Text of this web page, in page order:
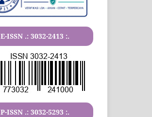
E-ISSN .: 3032-2413 :.
P-ISSN .: 3032-5293 :.